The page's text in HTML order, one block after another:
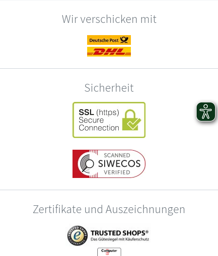
Wir verschicken mit
Sicherheit
Zertifikate und Auszeichnungen